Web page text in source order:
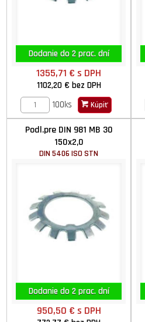
Dodanie do 2 prac. dní
1355,71 €s DPH
1102,20 € bez DPH
100ks
Kúpiť
Podl.pre DIN 981 MB 30
150x2,0
DIN 5406 ISO STN
Dodanie do 2 prac. dní
950,50 € s DPH